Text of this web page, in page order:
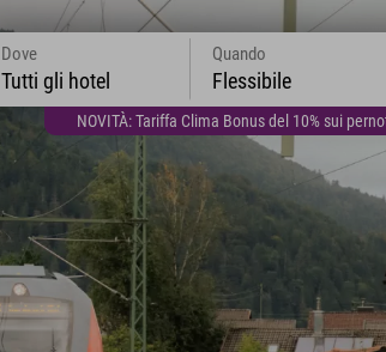
NOVITÀ: Tariffa Clima Bonus del 10% sui
Dove
Tutti gli hotel
Quando
Flessibile